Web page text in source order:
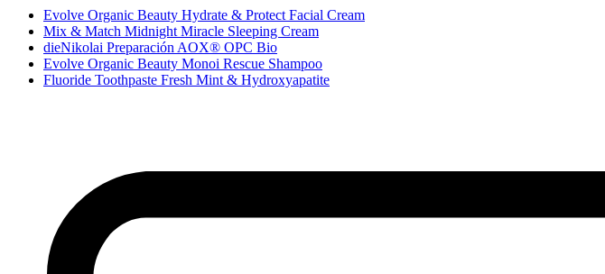
Evolve Organic Beauty Hydrate & Protect Facial Cream
Mix & Match Midnight Miracle Sleeping Cream
dieNikolai Preparación AOX® OPC Bio
Evolve Organic Beauty Monoi Rescue Shampoo
Fluoride Toothpaste Fresh Mint & Hydroxyapatite